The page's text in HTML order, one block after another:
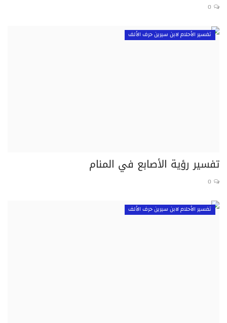
0
تفسير الأحلام لابن سيرين حرف الألف
تفسير رؤية الأصابع في المنام
0
تفسير الأحلام لابن سيرين حرف الألف